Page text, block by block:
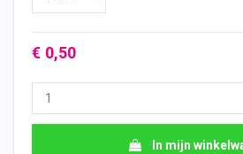
€ 0,50
In mijn